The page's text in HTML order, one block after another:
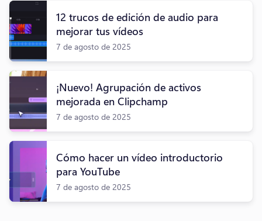
12 trucos de edición de audio para
mejorar tus vídeos
7 de agosto de 2025
¡Nuevo! Agrupación de activos
mejorada en Clipchamp
7 de agosto de 2025
Cómo hacer un vídeo introductorio
para YouTube
7 de agosto de 2025